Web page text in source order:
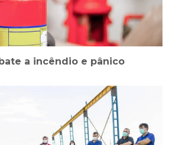
a incêndio e pânico